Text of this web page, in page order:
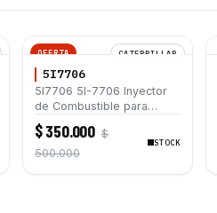
OFERTA CATERPILLAR
5I7706
5I7706 5I-7706 Inyector
de Combustible para
Motor Caterpillar 3066
Excavadoras 312B 320 L
320B 320-A
$ 350.000 $
500.000
STOCK